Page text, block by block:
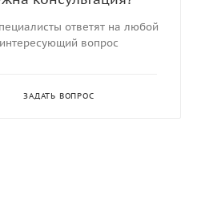
ответят на любой
интересующий вопрос
ЗАДАТЬ ВОПРОС